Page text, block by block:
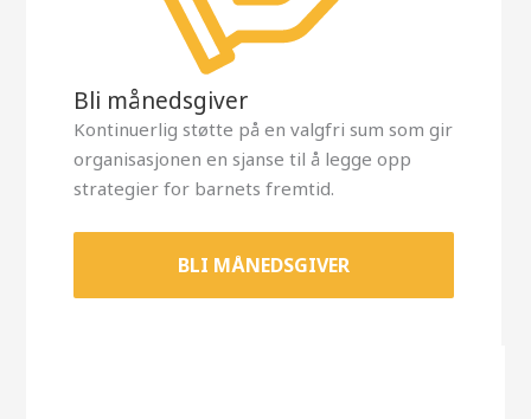
Bli månedsgiver
Kontinuerlig støtte på en valgfri sum som gir
organisasjonen en sjanse til å legge opp
strategier for barnets fremtid.
BLI MÅNEDSGIVER